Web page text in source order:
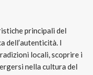
principali del
dell’autenticità. I
locali, scoprire i
nella cultura del